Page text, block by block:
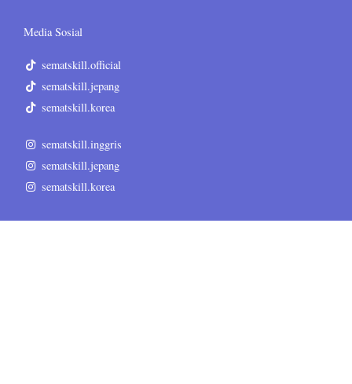
Media Sosial
sematskill.official
sematskill.jepang
sematskill.korea
sematskill.inggris
sematskill.jepang
sematskill.korea